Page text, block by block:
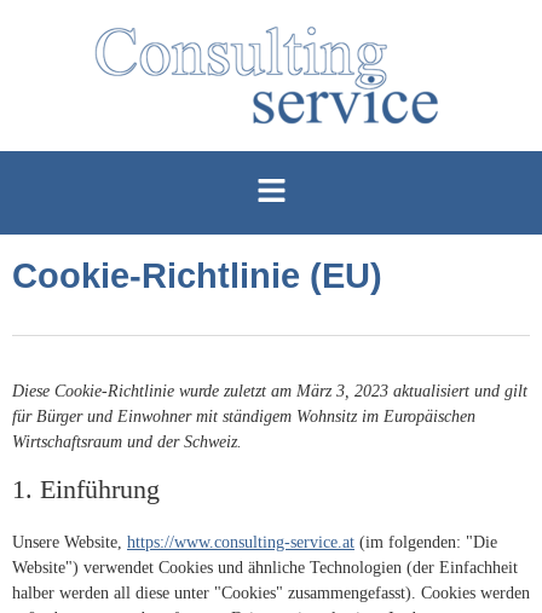
Cookie-Richtlinie (EU)
Diese Cookie-Richtlinie wurde zuletzt am März 3, 2023 aktualisiert und gilt
für Bürger und Einwohner mit ständigem Wohnsitz im Europäischen
Wirtschaftsraum und der Schweiz.
1. Einführung
Unsere Website, https://www.consulting-service.at (im folgenden: "Die
Website") verwendet Cookies und ähnliche Technologien (der Einfachheit
halber werden all diese unter "Cookies" zusammengefasst). Cookies werden